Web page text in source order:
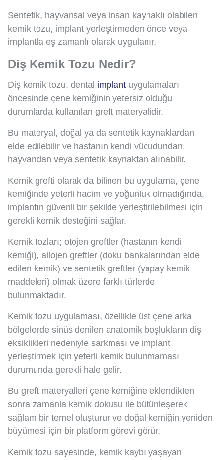
Sentetik, hayvansal veya insan kaynaklı olabilen
kemik tozu, implant yerleştirmeden önce veya
implantla eş zamanlı olarak uygulanır.
Diş Kemik Tozu Nedir?
Diş kemik tozu, dental implant uygulamaları
öncesinde çene kemiğinin yetersiz olduğu
durumlarda kullanılan greft materyalidir.
Bu materyal, doğal ya da sentetik kaynaklardan
elde edilebilir ve hastanın kendi vücudundan,
hayvandan veya sentetik kaynaktan alınabilir.
Kemik grefti olarak da bilinen bu uygulama, çene
kemiğinde yeterli hacim ve yoğunluk olmadığında,
implantın güvenli bir şekilde yerleştirilebilmesi için
gerekli kemik desteğini sağlar.
Kemik tozları; otojen greftler (hastanın kendi
kemiği), allojen greftler (doku bankalarından elde
edilen kemik) ve sentetik greftler (yapay kemik
maddeleri) olmak üzere farklı türlerde
bulunmaktadır.
Kemik tozu uygulaması, özellikle üst çene arka
bölgelerde sinüs denilen anatomik boşlukların diş
eksiklikleri nedeniyle sarkması ve implant
yerleştirmek için yeterli kemik bulunmaması
durumunda gerekli hale gelir.
Bu greft materyalleri çene kemiğine eklendikten
sonra zamanla kemik dokusu ile bütünleşerek
sağlam bir temel oluşturur ve doğal kemiğin yeniden
büyümesi için bir platform görevi görür.
Kemik tozu sayesinde, kemik kaybı yaşayan